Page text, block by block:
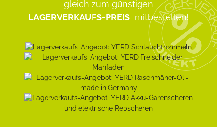
gleich zum günstigen
LAGERVERKAUFS-PREIS mitbestellen!